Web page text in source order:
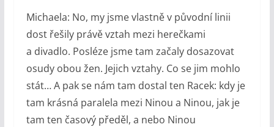
Michaela: No, my jsme vlastně v původní linii
dost řešily právě vztah mezi herečkami
a divadlo. Posléze jsme tam začaly dosazovat
osudy obou žen. Jejich vztahy. Co se jim mohlo
stát… A pak se nám tam dostal ten Racek: kdy je
tam krásná paralela mezi Ninou a Ninou, jak je
tam ten časový předěl, a nebo Ninou